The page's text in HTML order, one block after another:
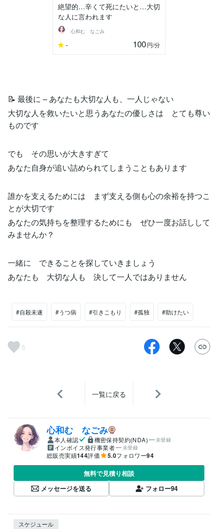
絶望的…辛くて死にたいと…大切
な人に言われます
心和む なごみ
- 100円/分
📝 最後に – あなたも大切な人も、一人じゃない
大切な人を救いたいと思うあなたの優しさは とても尊い
ものです
でも その思いが大きすぎて
あなた自身が追い詰められてしまうこともあります
誰かを支えるためには まず支える側も心の余裕を持つこ
とが大切です
あなたの気持ちを整理するためにも ぜひ一度お話しして
みませんか？
一緒に できることを探していきましょう
あなたも 大切な人も 決して一人ではありません
#自殺未遂 #うつ病 #引きこもり #孤独 #助けたい
5
一覧に戻る
心和む なごみ
本人確認 機密保持契約(NDA) 未登録
インボイス発行事業者 未登録
総販売実績144評価 5.0フォロワー94
無料で見積り相談
メッセージを送る
フォロー94
スケジュール